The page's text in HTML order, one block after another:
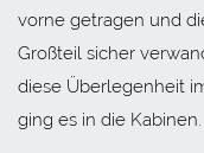
vorne getragen und
Großteil sicher
diese Überlegenheit
ging es in die Kabinen.